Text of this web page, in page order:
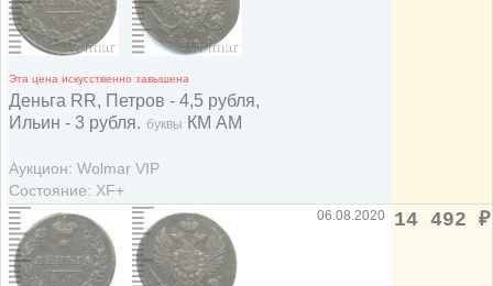
Эта цена искусственно завышена
Деньга RR, Петров - 4,5 рубля,
Ильин - 3 рубля. буквы КМ АМ
Аукцион: Wolmar VIP
Состояние: XF+
06.08.2020 14 492 ₽